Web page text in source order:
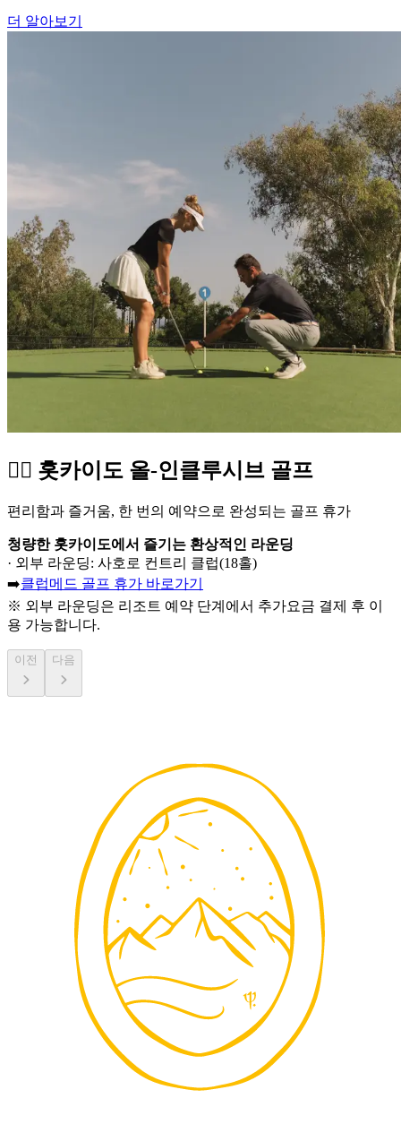
더 알아보기
🏌️‍♂️ 홋카이도 올-인클루시브 골프
편리함과 즐거움, 한 번의 예약으로 완성되는 골프 휴가
청량한 홋카이도에서 즐기는 환상적인 라운딩
· 외부 라운딩: 사호로 컨트리 클럽(18홀)
➡️클럽메드 골프 휴가 바로가기
※ 외부 라운딩은 리조트 예약 단계에서 추가요금 결제 후 이
용 가능합니다.
이전 다음